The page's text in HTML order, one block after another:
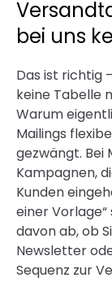
bei uns
Das ist richtig
keine Tabelle
Warum
Mailings
gezwängt. Bei
Kampagnen,
Kunden
einer Vorlage“
davon ab, ob
Newsletter
Sequenz zur